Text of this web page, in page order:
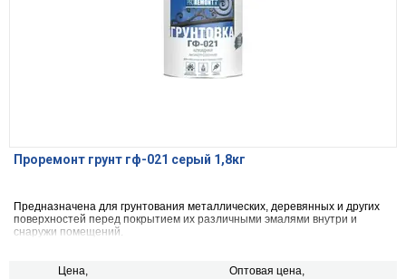
Проремонт грунт гф-021 серый 1,8кг
Предназначена для грунтования металлических, деревянных и других
поверхностей перед покрытием их различными эмалями внутри и
снаружи помещений.
Цена, Оптовая цена,